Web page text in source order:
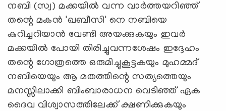
നബി (സ്വ) മക്കയില്‍ വന്ന വാര്‍ത്തയറിഞ്ഞ്
തന്റെ മകന്‍ 'ഖബീസി' നെ നബിയെ
കുറിച്ചറിയാന്‍ വേണ്ടി അയക്കുകയും ഇവര്‍
മക്കയില്‍ പോയി തിരിച്ചുവന്നശേഷം ഇദ്ദേഹം
തന്റെ ഗോത്രത്തെ ഒരുമിച്ചുകൂട്ടകയും മുഹമ്മദ്
നബിയെയും ആ മതത്തിന്റെ സത്യത്തെയും
മനസ്സിലാക്കി ബിംബാരാധന വെടിഞ്ഞ് ഏക
ദൈവ വിശ്വാസത്തിലേക്ക് ക്ഷണിക്കുകയും